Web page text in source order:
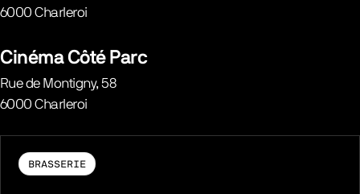
6000 Charleroi
Cinéma Côté Parc
Rue de Montigny, 58
6000 Charleroi
BRASSERIE